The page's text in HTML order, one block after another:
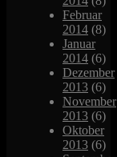
Februar
2014 (8)
Januar
2014 (6)
Dezember
2013 (6)
November
2013 (6)
Oktober
2013 (6)